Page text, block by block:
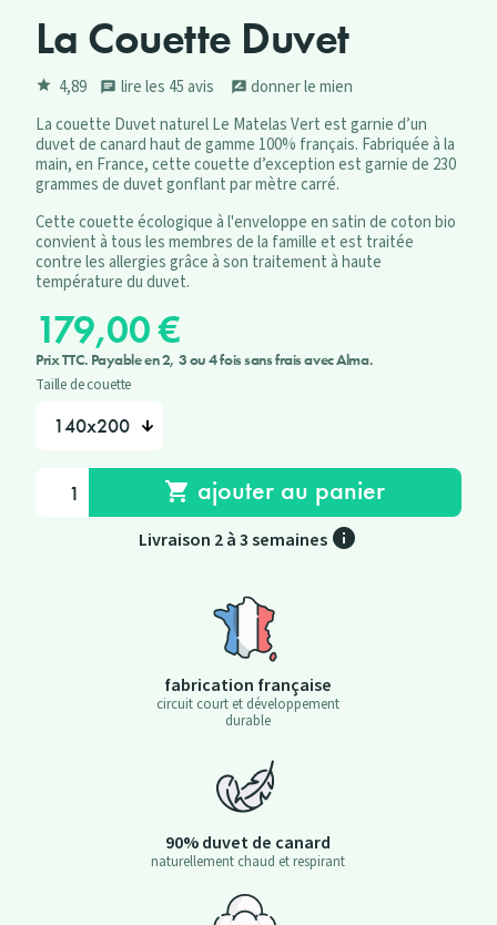
La Couette Duvet
star 4,89 chat lire les 45 avis rate_review donner le mien
La couette Duvet naturel Le Matelas Vert est garnie d’un
duvet de canard haut de gamme 100% français. Fabriquée à la
main, en France, cette couette d’exception est garnie de 230
grammes de duvet gonflant par mètre carré.
Cette couette écologique à l'enveloppe en satin de coton bio
convient à tous les membres de la famille et est traitée
contre les allergies grâce à son traitement à haute
température du duvet.
179,00 €
Prix TTC. Payable en 2, 3 ou 4 fois sans frais avec Alma.
Taille de couette
 ajouter au panier
Livraison 2 à 3 semaines info
fabrication française
circuit court et développement
durable
90% duvet de canard
naturellement chaud et respirant